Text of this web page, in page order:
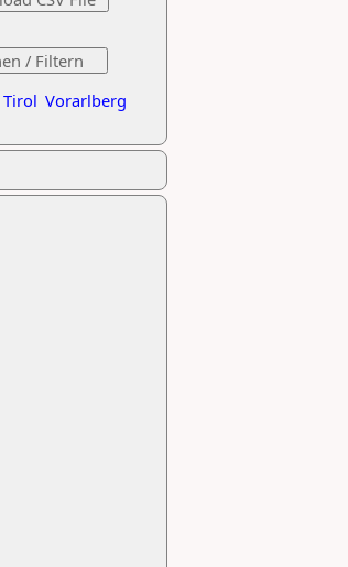
Tirol Vorarlberg